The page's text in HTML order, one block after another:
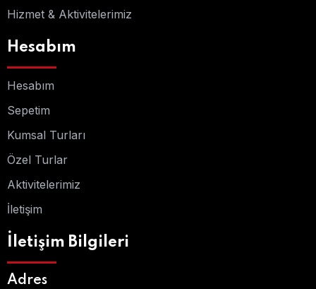
Hizmet & Aktivitelerimiz
Hesabım
Hesabım
Sepetim
Kumsal Turları
Özel Turlar
Aktivitelerimiz
İletişim
İletişim Bilgileri
Adres